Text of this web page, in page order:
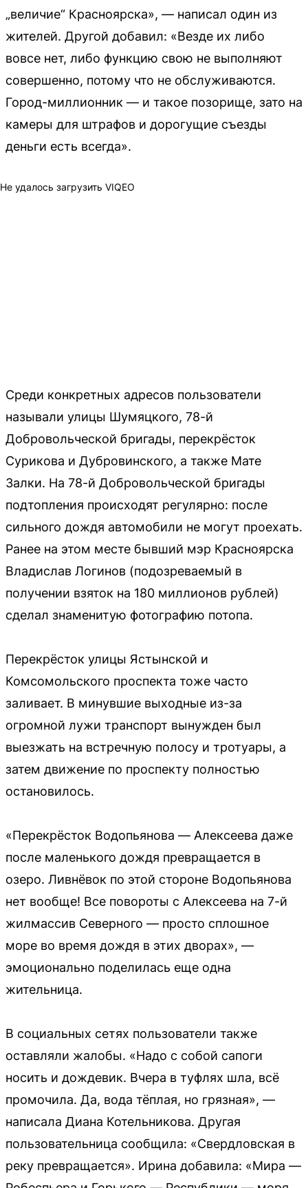
„величие“ Красноярска», — написал один из
жителей. Другой добавил: «Везде их либо
вовсе нет, либо функцию свою не выполняют
совершенно, потому что не обслуживаются.
Город-миллионник — и такое позорище, зато на
камеры для штрафов и дорогущие съезды
деньги есть всегда».
Не удалось загрузить VIQEO
Среди конкретных адресов пользователи
называли улицы Шумяцкого, 78-й
Добровольческой бригады, перекрёсток
Сурикова и Дубровинского, а также Мате
Залки. На 78-й Добровольческой бригады
подтопления происходят регулярно: после
сильного дождя автомобили не могут проехать.
Ранее на этом месте бывший мэр Красноярска
Владислав Логинов (подозреваемый в
получении взяток на 180 миллионов рублей)
сделал знаменитую фотографию потопа.
Перекрёсток улицы Ястынской и
Комсомольского проспекта тоже часто
заливает. В минувшие выходные из-за
огромной лужи транспорт вынужден был
выезжать на встречную полосу и тротуары, а
затем движение по проспекту полностью
остановилось.
«Перекрёсток Водопьянова — Алексеева даже
после маленького дождя превращается в
озеро. Ливнёвок по этой стороне Водопьянова
нет вообще! Все повороты с Алексеева на 7-й
жилмассив Северного — просто сплошное
море во время дождя в этих дворах», —
эмоционально поделилась еще одна
жительница.
В социальных сетях пользователи также
оставляли жалобы. «Надо с собой сапоги
носить и дождевик. Вчера в туфлях шла, всё
промочила. Да, вода тёплая, но грязная», —
написала Диана Котельникова. Другая
пользовательница сообщила: «Свердловская в
реку превращается». Ирина добавила: «Мира —